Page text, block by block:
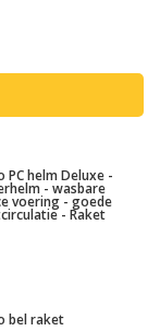
PC helm Deluxe -
- wasbare
voering - goede
- Raket
bel raket